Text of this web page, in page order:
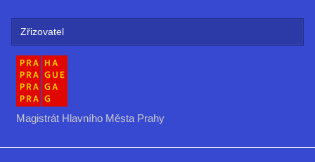
Zřizovatel
Magistrát Hlavního Města Prahy